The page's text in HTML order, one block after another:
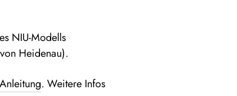
NIU-Modells
Heidenau).
Anleitung. Weitere Infos